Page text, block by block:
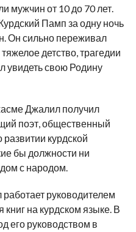
мужчин от 10 до 70 лет.
Памп за одну ночь
Он сильно переживал
детство, трагедии
увидеть свою Родину
Джалил получил
поэт, общественный
курдской
бы должности ни
с народом.
руководителем
книг на курдском языке. В
его руководством в